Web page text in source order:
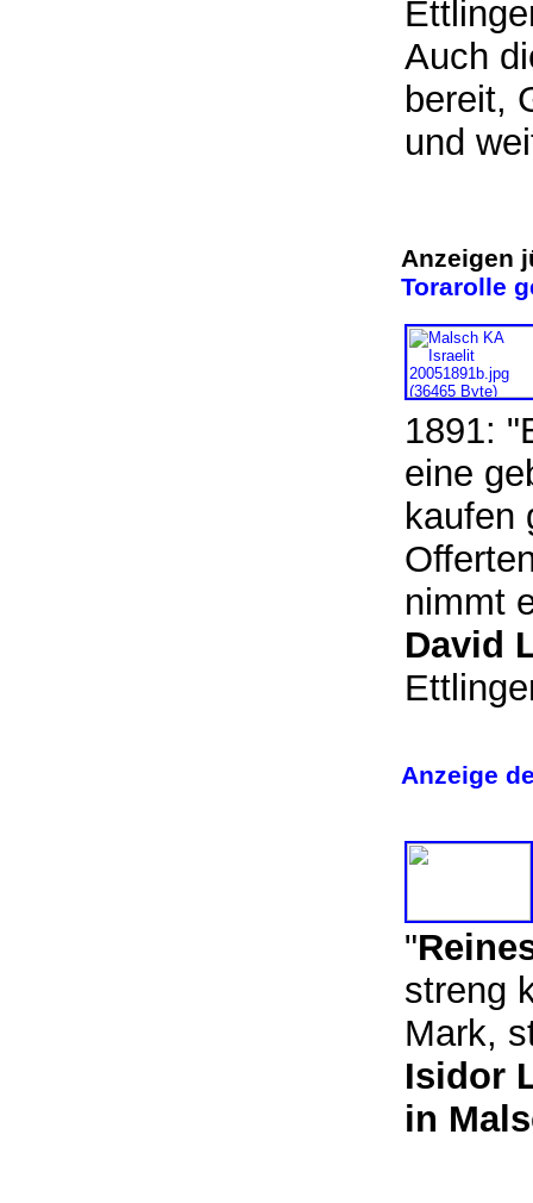
Auch
bereit,
und
Anzeigen
Torarolle
1891:
eine
nimmt
David
Anzeige
"
streng
Mark,
Isidor
in